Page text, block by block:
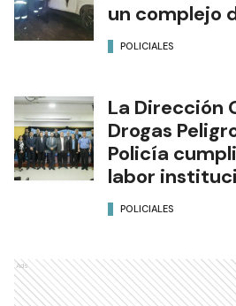
un complejo
POLICIALES
La Dirección
Drogas
Policía
labor
POLICIALES
Ads